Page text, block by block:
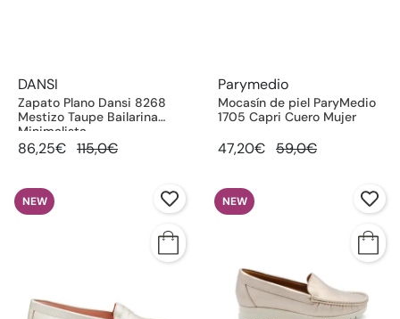
DANSI
Zapato Plano Dansi 8268
Mestizo Taupe Bailarina
Minimalista
86,25€ 115,0€
Parymedio
Mocasín de piel ParyMedio
1705 Capri Cuero Mujer
47,20€ 59,0€
NEW NEW